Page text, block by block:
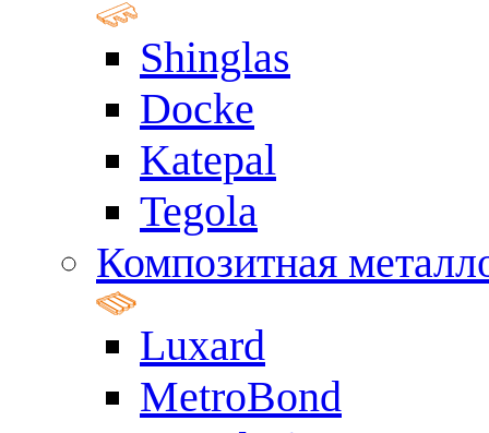
Shinglas
Docke
Katepal
Tegola
Композитная
Luxard
MetroBond